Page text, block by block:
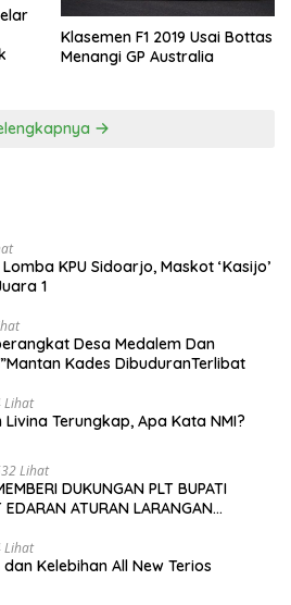
Klasemen F1 2019 Usai Bottas
Menangi GP Australia
KPU Sidoarjo, Maskot ‘Kasijo’
1
Kades DibuduranTerlibat
Lihat
Livina Terungkap, Apa Kata NMI?
Lihat
DUKUNGAN PLT BUPATI
EDARAN ATURAN LARANGAN
Lihat
Kelebihan All New Terios